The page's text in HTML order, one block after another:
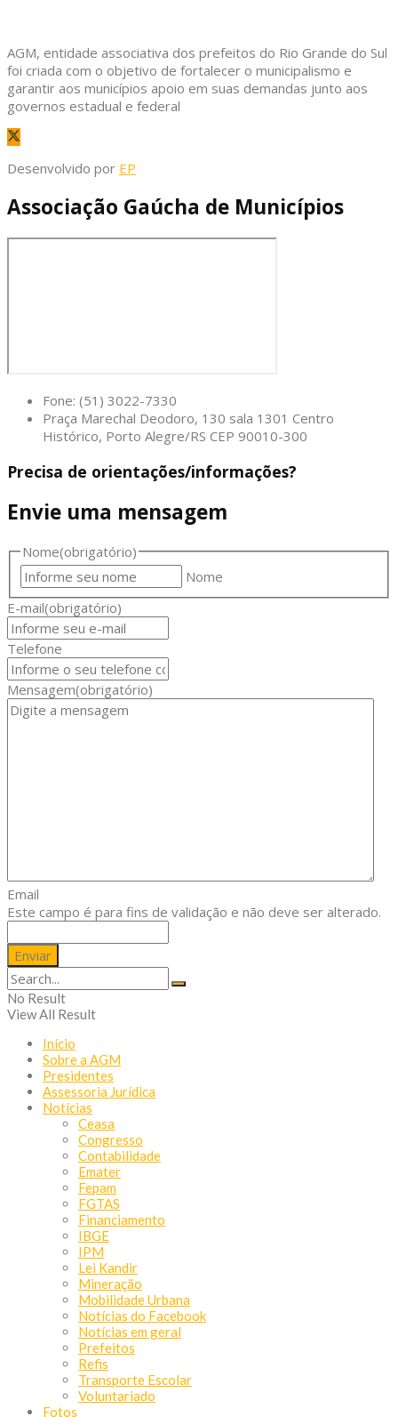
AGM, entidade associativa dos prefeitos do Rio Grande do Sul
foi criada com o objetivo de fortalecer o municipalismo e
garantir aos municípios apoio em suas demandas junto aos
governos estadual e federal
Desenvolvido por EP
Associação Gaúcha de Municípios
Fone: (51) 3022-7330
Praça Marechal Deodoro, 130 sala 1301 Centro
Histórico, Porto Alegre/RS CEP 90010-300
Precisa de orientações/informações?
Envie uma mensagem
Nome(obrigatório)
Nome
E-mail(obrigatório)
Telefone
Mensagem(obrigatório)
Email
Este campo é para fins de validação e não deve ser alterado.
No Result
View All Result
Início
Sobre a AGM
Presidentes
Assessoria Jurídica
Notícias
Ceasa
Congresso
Contabilidade
Emater
Fepam
FGTAS
Financiamento
IBGE
IPM
Lei Kandir
Mineração
Mobilidade Urbana
Notícias do Facebook
Notícias em geral
Prefeitos
Refis
Transporte Escolar
Voluntariado
Fotos